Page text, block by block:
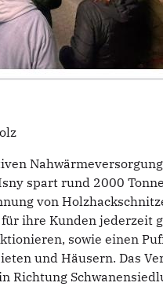
spart rund 2000
von
ihre Kunden jederzeit
sowie einen
und Häusern. Das
Richtung